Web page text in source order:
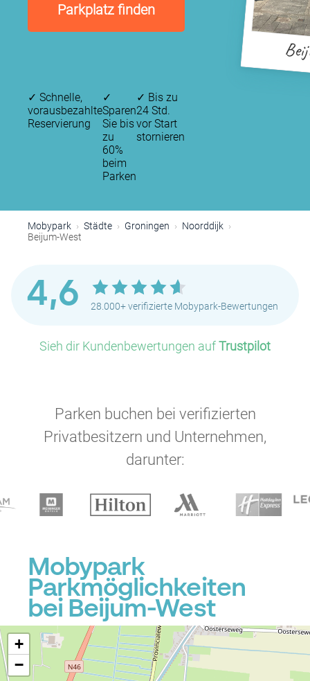
Parkplatz finden
✓ Schnelle,
vorausbezahlte
Reservierung
✓
Sparen
Sie bis
zu
60%
beim
Parken
✓ Bis zu
24 Std.
vor Start
stornieren
Mobypark Städte Groningen
Noorddijk
Beijum-West
4,6 28.000+ verifizierte Mobypark-Bewertungen
Sieh dir Kundenbewertungen aufTrustpilot
Parken buchen bei verifizierten
Privatbesitzern und Unternehmen,
darunter:
Mobypark
Parkmöglichkeiten
bei Beijum-West
+
−